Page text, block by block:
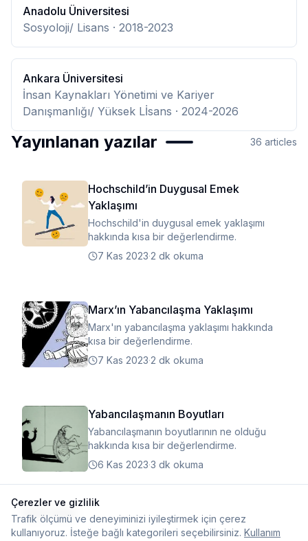
Anadolu Üniversitesi
Sosyoloji/ Lisans · 2018-2023
Ankara Üniversitesi
İnsan Kaynakları Yönetimi ve Kariyer
Danışmanlığı/ Yüksek Lİsans · 2024-2026
Yayınlanan yazılar 36 articles
Hochschild’in Duygusal Emek
Yaklaşımı
Hochschild'in duygusal emek yaklaşımı
hakkında kısa bir değerlendirme.
7 Kas 2023·2 dk okuma
Marx’ın Yabancılaşma Yaklaşımı
Marx'ın yabancılaşma yaklaşımı hakkında
kısa bir değerlendirme.
7 Kas 2023·2 dk okuma
Yabancılaşmanın Boyutları
Yabancılaşmanın boyutlarının ne olduğu
hakkında kısa bir değerlendirme.
6 Kas 2023·3 dk okuma
Daha fazla
Çerezler ve gizlilik
Trafik ölçümü ve deneyiminizi iyileştirmek için çerez
kullanıyoruz. İsteğe bağlı kategorileri seçebilirsiniz. Kullanım